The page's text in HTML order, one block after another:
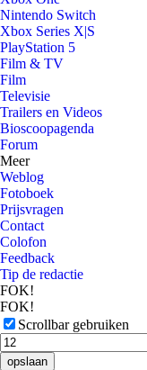
Nintendo Switch
Xbox Series X|S
PlayStation 5
Film & TV
Film
Televisie
Trailers en Videos
Bioscoopagenda
Forum
Meer
Weblog
Fotoboek
Prijsvragen
Contact
Colofon
Feedback
Tip de redactie
FOK!
FOK!
Scrollbar gebruiken
opslaan